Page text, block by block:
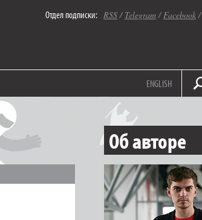
Отдел подписки: RSS/ Telegram/Facebook/
ENGLISH
Об авторе